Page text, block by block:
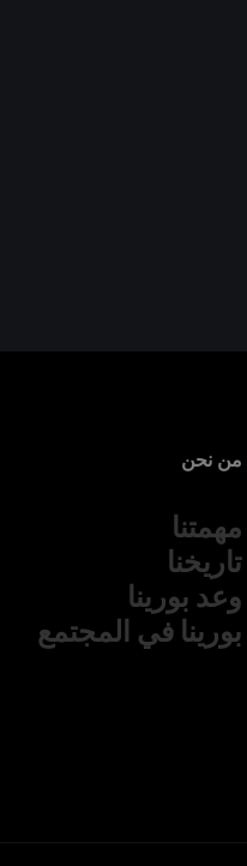
من نحن
مهمتنا
تاريخنا
وعد بورينا
بورينا في المجتمع